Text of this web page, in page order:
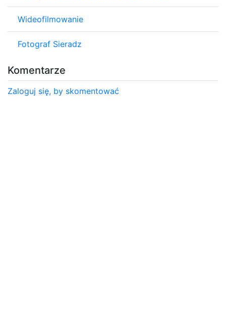
Wideofilmowanie
Fotograf Sieradz
Komentarze
Zaloguj się, by skomentować